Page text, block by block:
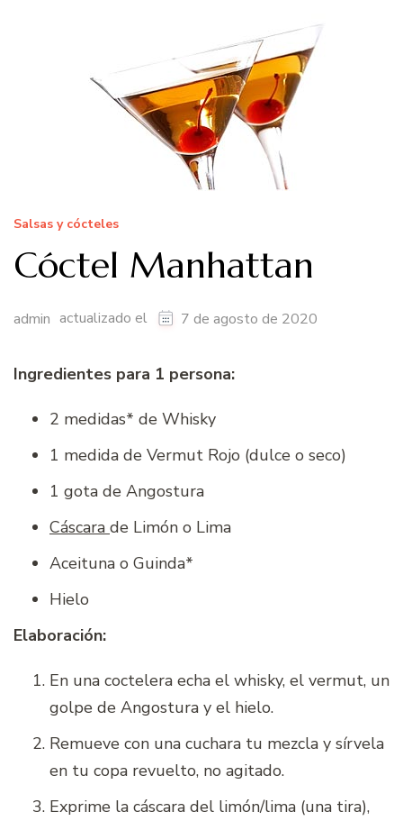
Salsas y cócteles
Cóctel Manhattan
admin actualizado el 7 de agosto de 2020
Ingredientes para 1 persona:
2 medidas* de Whisky
1 medida de Vermut Rojo (dulce o seco)
1 gota de Angostura
Cáscara de Limón o Lima
Aceituna o Guinda*
Hielo
Elaboración:
En una coctelera echa el whisky, el vermut, un
golpe de Angostura y el hielo.
Remueve con una cuchara tu mezcla y sírvela
en tu copa revuelto, no agitado.
Exprime la cáscara del limón/lima (una tira),